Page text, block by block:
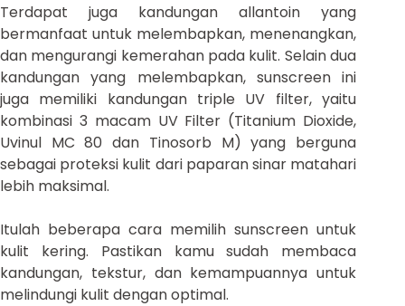
Terdapat juga kandungan allantoin yang
bermanfaat untuk melembapkan, menenangkan,
dan mengurangi kemerahan pada kulit. Selain dua
kandungan yang melembapkan, sunscreen ini
juga memiliki kandungan triple UV filter, yaitu
kombinasi 3 macam UV Filter (Titanium Dioxide,
Uvinul MC 80 dan Tinosorb M) yang berguna
sebagai proteksi kulit dari paparan sinar matahari
lebih maksimal.
Itulah beberapa cara memilih sunscreen untuk
kulit kering. Pastikan kamu sudah membaca
kandungan, tekstur, dan kemampuannya untuk
melindungi kulit dengan optimal.